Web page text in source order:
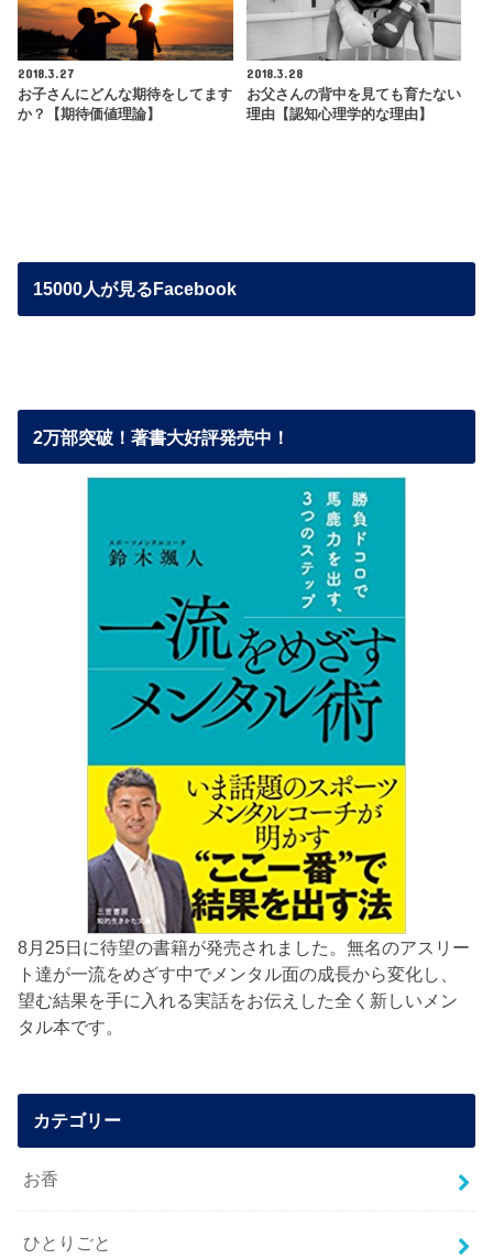
2018.3.27
お子さんにどんな期待をしてます
か？【期待価値理論】
2018.3.28
お父さんの背中を見ても育たない
理由【認知心理学的な理由】
15000人が見るFacebook
2万部突破！著書大好評発売中！
8月25日に待望の書籍が発売されました。無名のアスリー
ト達が一流をめざす中でメンタル面の成長から変化し、
望む結果を手に入れる実話をお伝えした全く新しいメン
タル本です。
カテゴリー
お香
ひとりごと